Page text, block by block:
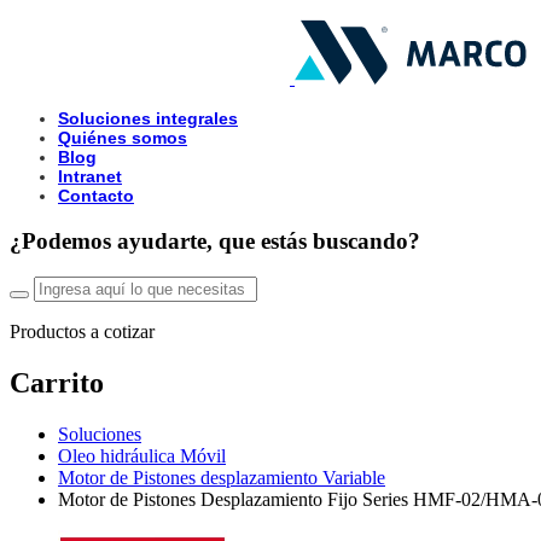
Soluciones integrales
Quiénes somos
Blog
Intranet
Contacto
¿Podemos ayudarte, que estás buscando?
Productos a cotizar
Carrito
Soluciones
Oleo hidráulica Móvil
Motor de Pistones desplazamiento Variable
Motor de Pistones Desplazamiento Fijo Series HMF-02/HMA-